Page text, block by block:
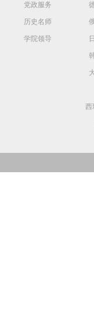
党政服务
历史名师
学院领导
西